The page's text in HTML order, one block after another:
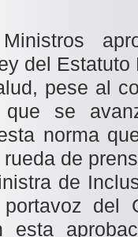
del
pese al
se
norma
de
de
del
esta